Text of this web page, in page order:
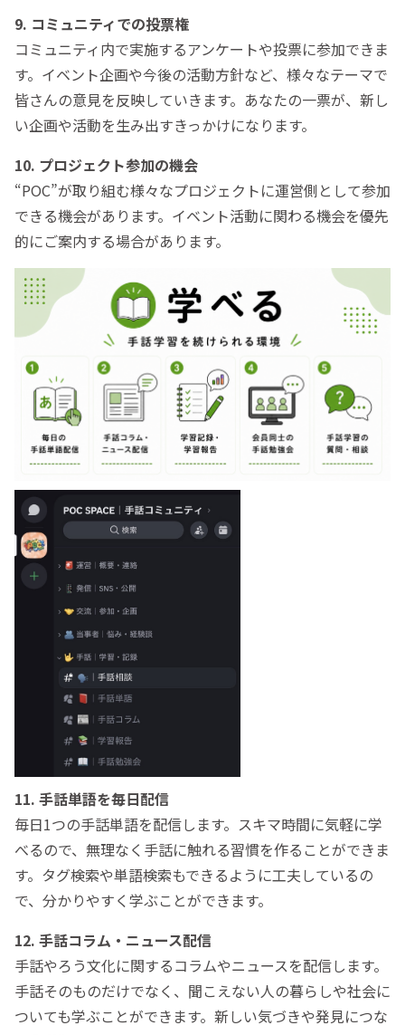
9. コミュニティでの投票権
コミュニティ内で実施するアンケートや投票に参加できま
す。イベント企画や今後の活動方針など、様々なテーマで
皆さんの意見を反映していきます。あなたの一票が、新し
い企画や活動を生み出すきっかけになります。
10. プロジェクト参加の機会
“POC”が取り組む様々なプロジェクトに運営側として参加
できる機会があります。イベント活動に関わる機会を優先
的にご案内する場合があります。
11. 手話単語を毎日配信
毎日1つの手話単語を配信します。スキマ時間に気軽に学
べるので、無理なく手話に触れる習慣を作ることができま
す。タグ検索や単語検索もできるように工夫しているの
で、分かりやすく学ぶことができます。
12. 手話コラム・ニュース配信
手話やろう文化に関するコラムやニュースを配信します。
手話そのものだけでなく、聞こえない人の暮らしや社会に
ついても学ぶことができます。新しい気づきや発見につな